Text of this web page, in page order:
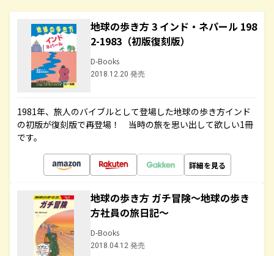
地球の歩き方 3 インド・ネパール 198
2-1983（初版復刻版）
D-Books
2018.12.20 発売
1981年、旅人のバイブルとして登場した地球の歩き方インド
の初版が復刻版で再登場！ 当時の旅を思い出して欲しい1冊
です。
詳細を見る
地球の歩き方 ガチ冒険～地球の歩き
方社員の旅日記～
D-Books
2018.04.12 発売